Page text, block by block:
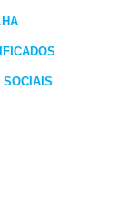
SOCIAIS